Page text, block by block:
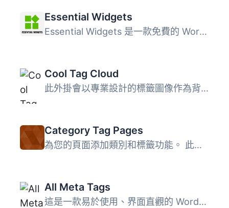
Essential Widgets
Essential Widgets 是一款免費的 WordPress 插件，專門用於小...
Cool Tag Cloud
此外掛會以專業設計的標籤圖像作為背景，呈現標籤雲。 此外掛...
Category Tag Pages
為您的頁面添加類別和標籤功能。 此外掛會添加「post_tag」和...
All Meta Tags
這是一款易於使用、界面直觀的 WordPress 外掛程式，可以讓您...